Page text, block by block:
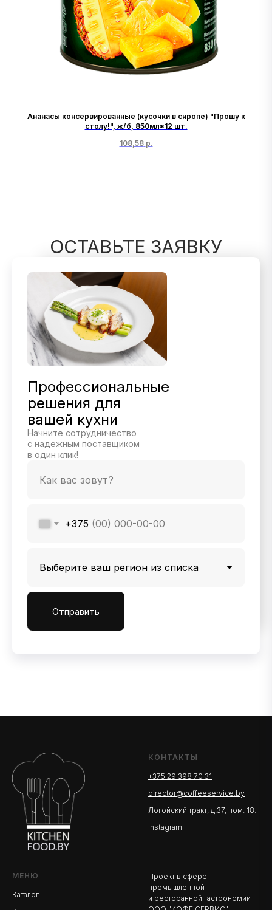
Ананасы консервированные (кусочки в сиропе) "Прошу к
столу!", ж/б, 850мл*12 шт.
108,58 р.
ОСТАВЬТЕ ЗАЯВКУ
Профессиональные
решения для
вашей кухни
Начните сотрудничество
с надежным поставщиком
в один клик!
+375
Отправить
КОНТАКТЫ
+375 29 398 70 31
director@coffeeservice.by
Логойский тракт, д.37, пом. 18.
Instagram
МЕНЮ
Каталог
Проект в сфере
промышленной
и ресторанной гастрономии